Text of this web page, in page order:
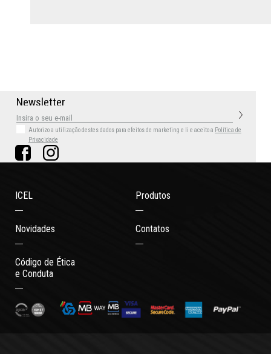
Newsletter
Autorizo a utilização destes dados para efeitos de marketing e li e aceito a Política de
Privacidade
ICEL Produtos
Novidades Contatos
Código de Ética
e Conduta